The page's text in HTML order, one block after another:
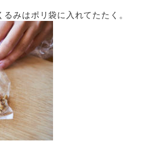
みはポリ袋に入れてたたく。